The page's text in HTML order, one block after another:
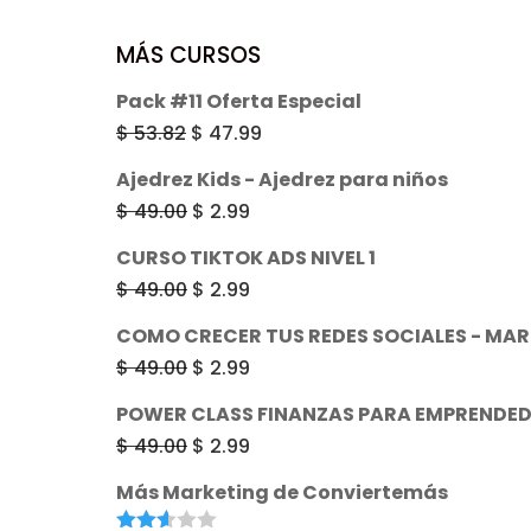
MÁS CURSOS
Pack #11 Oferta Especial
$53.82 El
precio
original
era:
$ 53.82.
$ 47.99
precio
actual
$ 47.99.
Ajedrez Kids - Ajedrez para niños
$49.00 El
original
era:
$ 49.00.
$ 2.99
$ 2.99.
CURSO TIKTOK ADS NIVEL 1
$49.00 El
original
era:
$ 49.00.
$ 2.99
$ 2.99.
COMO CRECER TUS REDES SOCIALES -
$49.00 El
original
era:
$ 49.00.
$ 2.99
$ 2.99.
POWER CLASS FINANZAS PARA
$49.00 El
precio
original
$ 2.99
actual
Más Marketing de Conviertemás